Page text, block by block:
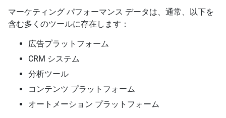
マーケティング パフォーマンス データは、通常、以下を
含む多くのツールに存在します：
広告プラットフォーム
CRM システム
分析ツール
コンテンツ プラットフォーム
オートメーション プラットフォーム